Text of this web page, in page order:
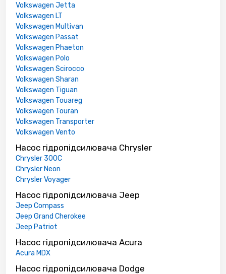
Volkswagen Jetta
Volkswagen LT
Volkswagen Multivan
Volkswagen Passat
Volkswagen Phaeton
Volkswagen Polo
Volkswagen Scirocco
Volkswagen Sharan
Volkswagen Tiguan
Volkswagen Touareg
Volkswagen Touran
Volkswagen Transporter
Volkswagen Vento
Насос гідропідсилювача Chrysler
Chrysler 300C
Chrysler Neon
Chrysler Voyager
Насос гідропідсилювача Jeep
Jeep Compass
Jeep Grand Cherokee
Jeep Patriot
Насос гідропідсилювача Acura
Acura MDX
Насос гідропідсилювача Dodge